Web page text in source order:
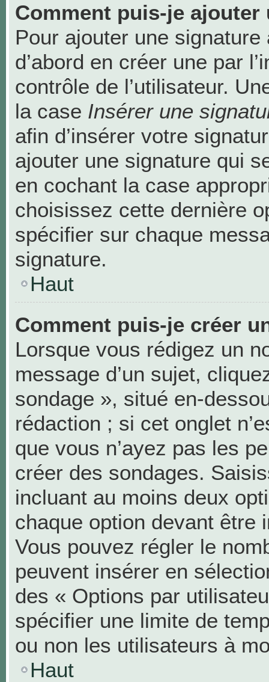
Comment puis-je ajouter
Pour ajouter une
d’abord en créer une par
contrôle de l’utilisateur.
la case Insérer une
afin d’insérer votre
ajouter une signature qui
en cochant la case
choisissez cette dernière
spécifier sur chaque
signature.
Haut
Comment puis-je créer
Lorsque vous rédigez un
message d’un sujet,
sondage », situé en-
rédaction ; si cet onglet
que vous n’ayez pas les
créer des sondages.
incluant au moins deux
chaque option devant être
Vous pouvez régler le
peuvent insérer en
des « Options par
spécifier une limite de
ou non les utilisateurs à
Haut